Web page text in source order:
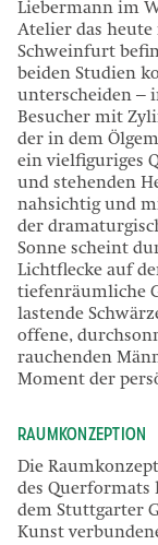
Liebermann im
Atelier das heute
Schweinfurt
beiden Studien
unterscheiden –
Besucher mit
der in dem
ein vielfiguriges
und stehenden
nahsichtig und
der
Sonne scheint
Lichtflecke auf
tiefenräumliche
lastende
offene,
rauchenden
Moment der
RAUMKONZEPTION
Die
des
dem Stuttgarter
Kunst